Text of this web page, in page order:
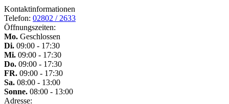
Kontaktinformationen
Telefon: 02802 / 2633
Öffnungszeiten:
Mo. Geschlossen
Di. 09:00 - 17:30
Mi. 09:00 - 17:30
Do. 09:00 - 17:30
FR. 09:00 - 17:30
Sa. 08:00 - 13:00
Sonne. 08:00 - 13:00
Adresse: